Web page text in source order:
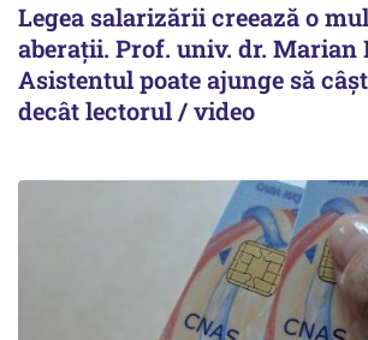
Legea salarizării creează o
aberații. Prof. univ. dr. Marian
Asistentul poate ajunge să
decât lectorul / video